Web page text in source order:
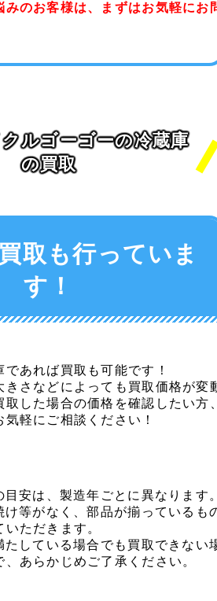
みのお客様は、まずはお気軽にお
ルゴーゴーの冷蔵庫
の買取
取も行っていま
す！
あれば買取も可能です！
きさなどによっても買取価格が変
取した場合の価格を確認したい方
軽にご相談ください！
目安は、製造年ごとに異なります
け等がなく、部品が揃っているも
ただきます。
たしている場合でも買取できない
あらかじめご了承ください。